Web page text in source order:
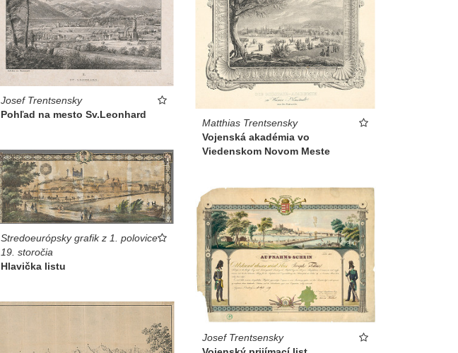
Josef Trentsensky
Pohľad na mesto Sv.Leonhard
Matthias Trentsensky
Vojenská akadémia vo
Viedenskom Novom Meste
Stredoeurópsky grafik z 1. polovice
19. storočia
Hlavička listu
Josef Trentsensky